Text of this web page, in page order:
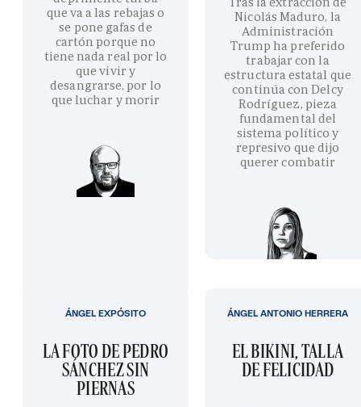
que va a las rebajas o
se pone gafas de
cartón porque no
tiene nada real por lo
que vivir y
desangrarse, por lo
que luchar y morir
Nicolás Maduro, la
Administración
Trump ha preferido
trabajar con la
estructura estatal que
continúa con Delcy
Rodríguez, pieza
fundamental del
sistema político y
represivo que dijo
querer combatir
LA FOTO DE PEDRO
SÁNCHEZ SIN
PIERNAS
ÁNGEL EXPÓSITO
EL BIKINI, TALLA
DE FELICIDAD
ÁNGEL ANTONIO HERRERA